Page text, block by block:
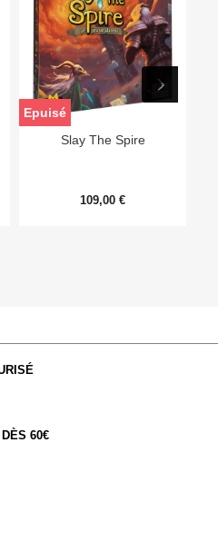
Slay The Spire
109,00 €
Epuisé
60€